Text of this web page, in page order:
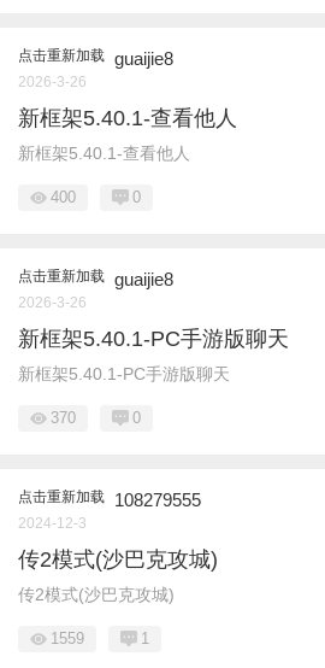
点击重新加载 guaijie8
2026-3-26
新框架5.40.1-查看他人
新框架5.40.1-查看他人
400 0
点击重新加载 guaijie8
2026-3-26
新框架5.40.1-PC手游版聊天
新框架5.40.1-PC手游版聊天
370 0
点击重新加载 108279555
2024-12-3
传2模式(沙巴克攻城)
传2模式(沙巴克攻城)
1559 1